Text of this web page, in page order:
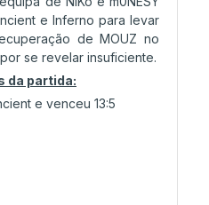
e Inferno para levar
de MOUZ no
se revelar insuficiente.
da partida:
e venceu 13:5